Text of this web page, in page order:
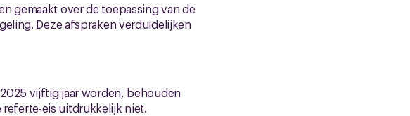
gemaakt over de toepassing van de
Deze afspraken verduidelijken
vijftig jaar worden, behouden
eis uitdrukkelijk niet.